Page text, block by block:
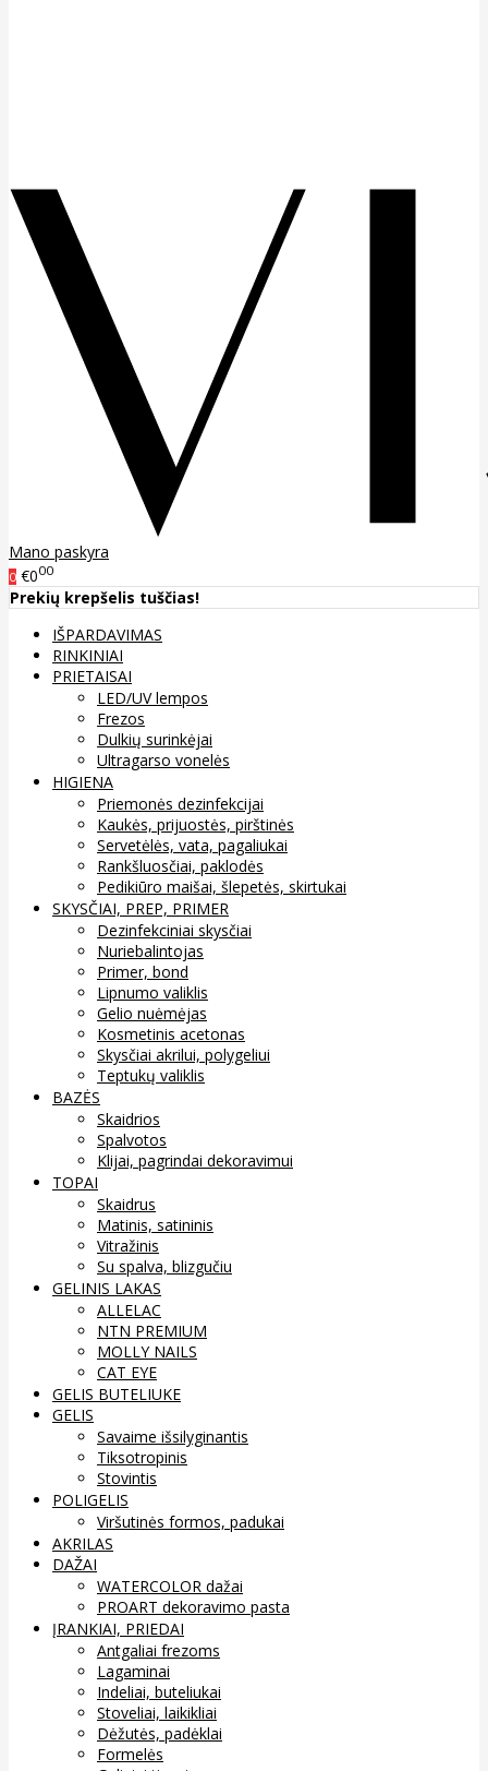
Mano paskyra
0 €000
Prekių krepšelis tuščias!
IŠPARDAVIMAS
RINKINIAI
PRIETAISAI
LED/UV lempos
Frezos
Dulkių surinkėjai
Ultragarso vonelės
HIGIENA
Priemonės dezinfekcijai
Kaukės, prijuostės, pirštinės
Servetėlės, vata, pagaliukai
Rankšluosčiai, paklodės
Pedikiūro maišai, šlepetės, skirtukai
SKYSČIAI, PREP, PRIMER
Dezinfekciniai skysčiai
Nuriebalintojas
Primer, bond
Lipnumo valiklis
Gelio nuėmėjas
Kosmetinis acetonas
Skysčiai akrilui, polygeliui
Teptukų valiklis
BAZĖS
Skaidrios
Spalvotos
Klijai, pagrindai dekoravimui
TOPAI
Skaidrus
Matinis, satininis
Vitražinis
Su spalva, blizgučiu
GELINIS LAKAS
ALLELAC
NTN PREMIUM
MOLLY NAILS
CAT EYE
GELIS BUTELIUKE
GELIS
Savaime išsilyginantis
Tiksotropinis
Stovintis
POLIGELIS
Viršutinės formos, padukai
AKRILAS
DAŽAI
WATERCOLOR dažai
PROART dekoravimo pasta
ĮRANKIAI, PRIEDAI
Antgaliai frezoms
Lagaminai
Indeliai, buteliukai
Stoveliai, laikikliai
Dėžutės, padėklai
Formelės